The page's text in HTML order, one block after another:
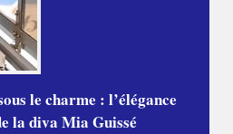
le charme : l’élégance
la diva Mia Guissé